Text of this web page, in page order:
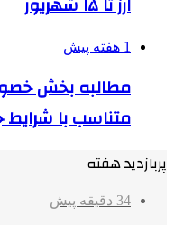
1 هفته پیش
مطالبه بخش
متناسب با
پربازدید هفته
34 دقیقه پیش